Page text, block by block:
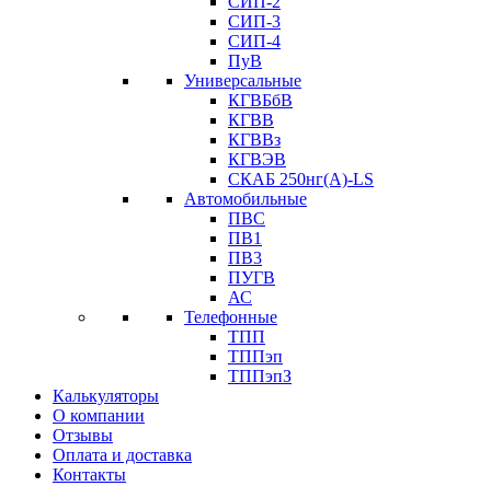
СИП-3
СИП-4
ПуВ
Универсальные
КГВБбВ
КГВВ
КГВВз
КГВЭВ
СКАБ 250нг(А)-LS
Автомобильные
ПВС
ПВ1
ПВ3
ПУГВ
АС
Телефонные
ТПП
ТППэп
ТППэпЗ
Калькуляторы
О компании
Отзывы
Оплата и доставка
Контакты